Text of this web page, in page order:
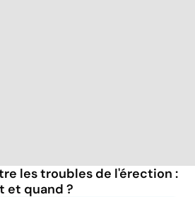
les troubles de l'érection :
et quand ?